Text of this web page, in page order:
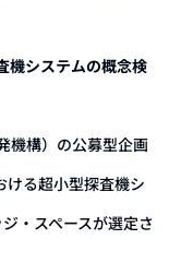
システムの概念検
機構）の公募型企画
る超小型探査機シ
・スペースが選定さ